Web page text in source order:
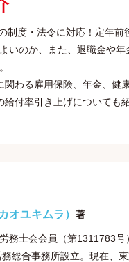
制度・法令に対応！定年
いのか、また、退職金や
関わる雇用保険、年金、健
給付率引き上げについても
オユキムラ） 著
務士会会員（第1311783
総合事務所設立。現在、